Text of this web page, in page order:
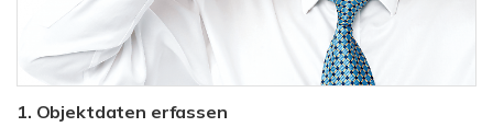
1. Objektdaten erfassen